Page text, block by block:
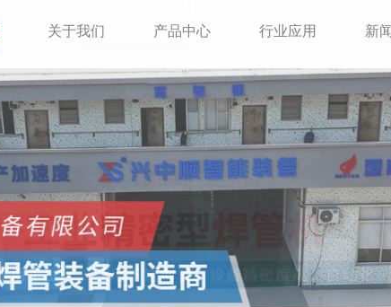
关于我们 产品中心 行业应用 新